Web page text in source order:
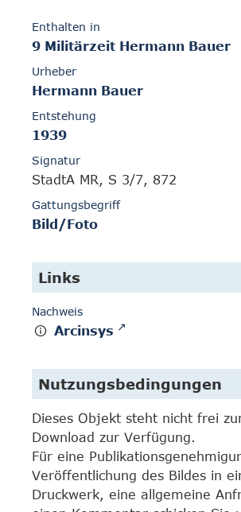
Enthalten in
9 Militärzeit Hermann Bauer
Urheber
Hermann Bauer
Entstehung
1939
Signatur
StadtA MR, S 3/7, 872
Gattungsbegriff
Bild/Foto
Links
Nachweis
Arcinsys
Nutzungsbedingungen
Dieses Objekt steht nicht frei
Download zur Verfügung.
Für eine
Veröffentlichung des Bildes in
Druckwerk, eine allgemeine